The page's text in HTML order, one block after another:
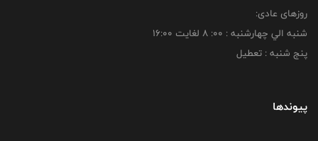
روزهای عادی:
شنبه الي چهارشنبه : 00: 8 لغايت 16:00
پنج شنبه : تعطیل
پیوندها